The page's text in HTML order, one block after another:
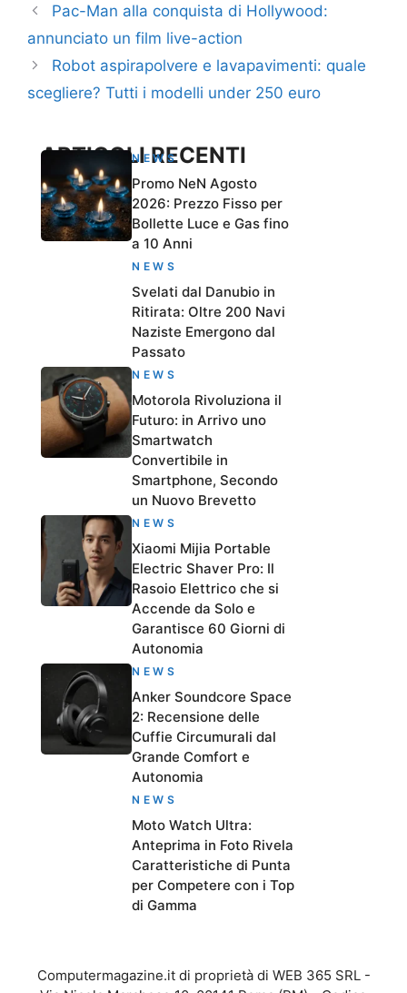
Pac-Man alla conquista di Hollywood:
annunciato un film live-action
Robot aspirapolvere e lavapavimenti: quale
scegliere? Tutti i modelli under 250 euro
ARTICOLI RECENTI
NEWS
Promo NeN Agosto
2026: Prezzo Fisso per
Bollette Luce e Gas fino
a 10 Anni
NEWS
Svelati dal Danubio in
Ritirata: Oltre 200 Navi
Naziste Emergono dal
Passato
NEWS
Motorola Rivoluziona il
Futuro: in Arrivo uno
Smartwatch
Convertibile in
Smartphone, Secondo
un Nuovo Brevetto
NEWS
Xiaomi Mijia Portable
Electric Shaver Pro: Il
Rasoio Elettrico che si
Accende da Solo e
Garantisce 60 Giorni di
Autonomia
NEWS
Anker Soundcore Space
2: Recensione delle
Cuffie Circumurali dal
Grande Comfort e
Autonomia
NEWS
Moto Watch Ultra:
Anteprima in Foto Rivela
Caratteristiche di Punta
per Competere con i Top
di Gamma
Computermagazine.it di proprietà di WEB 365 SRL -